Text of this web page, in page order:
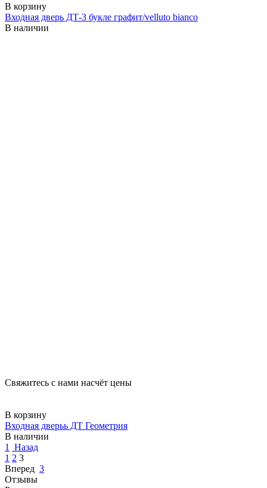
В корзину
Входная дверь ДТ-3 букле графит/velluto bianco
В наличии
Свяжитесь с нами насчёт цены
В корзину
Входная дверьь ДТ Геометрия
В наличии
1
Назад
1 2 3
Вперед 3
Отзывы